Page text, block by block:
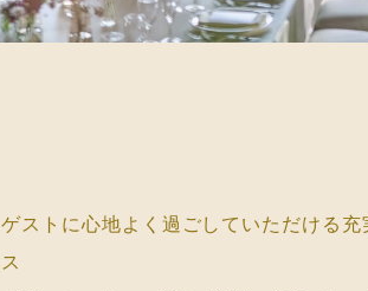
ゲストに心地よく過ごしていただける
ス